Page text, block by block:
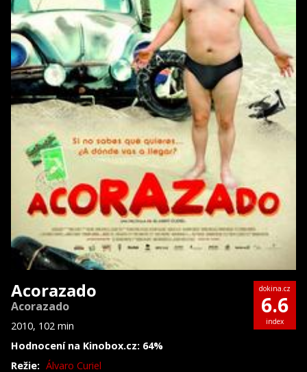
Acorazado
Acorazado
2010, 102 min
Hodnocení na Kinobox.cz: 64%
dokina.cz
6.6
index
Režie: Álvaro Curiel